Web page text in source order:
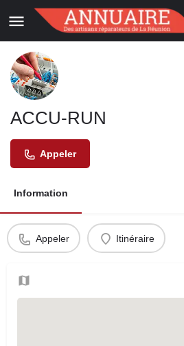
ACCU-RUN
Appeler
Information
Appeler Itinéraire